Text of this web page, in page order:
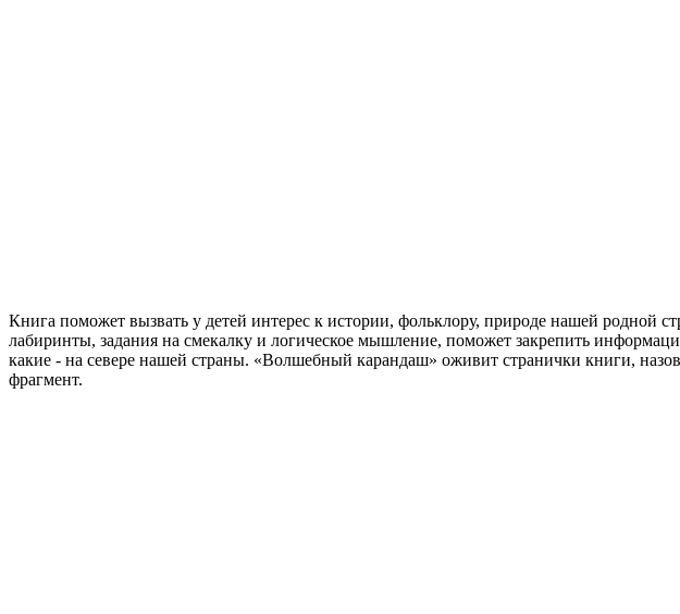
Книга поможет вызвать у детей интерес к истории, фольклору, природе нашей родной
лабиринты, задания на смекалку и логическое мышление, поможет закрепить
какие - на севере нашей страны. «Волшебный карандаш» оживит странички книги,
фрагмент.